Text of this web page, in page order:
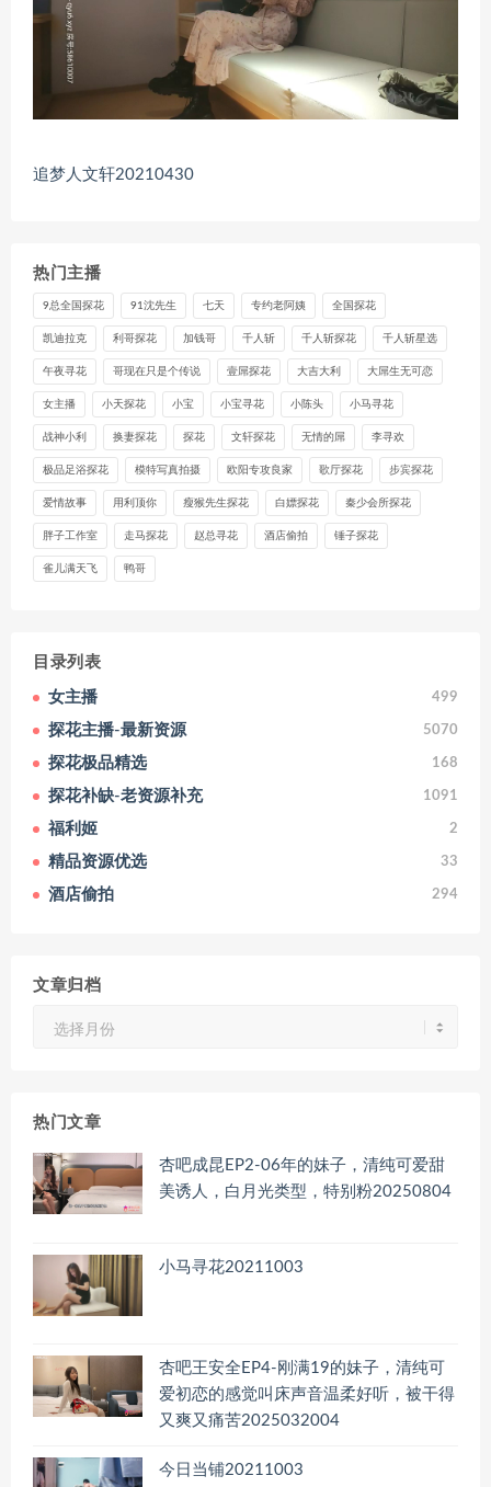
追梦人文轩20210430
热门主播
9总全国探花 91沈先生 七天 专约老阿姨 全国探花
凯迪拉克 利哥探花 加钱哥 千人斩 千人斩探花 千人斩星选
午夜寻花 哥现在只是个传说 壹屌探花 大吉大利 大屌生无可恋
女主播 小天探花 小宝 小宝寻花 小陈头 小马寻花
战神小利 换妻探花 探花 文轩探花 无情的屌 李寻欢
极品足浴探花 模特写真拍摄 欧阳专攻良家 歌厅探花 步宾探花
爱情故事 用利顶你 瘦猴先生探花 白嫖探花 秦少会所探花
胖子工作室 走马探花 赵总寻花 酒店偷拍 锤子探花
雀儿满天飞 鸭哥
目录列表
女主播 499
探花主播-最新资源 5070
探花极品精选 168
探花补缺-老资源补充 1091
福利姬 2
精品资源优选 33
酒店偷拍 294
文章归档
热门文章
杏吧成昆EP2-06年的妹子，清纯可爱甜
美诱人，白月光类型，特别粉20250804
小马寻花20211003
杏吧王安全EP4-刚满19的妹子，清纯可
爱初恋的感觉叫床声音温柔好听，被干得
又爽又痛苦2025032004
今日当铺20211003